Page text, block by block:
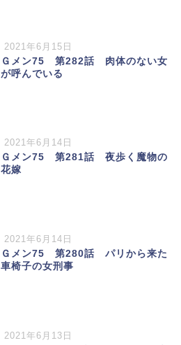
2021年6月15日
Ｇメン75 第282話 肉体のない女
が呼んでいる
2021年6月14日
Ｇメン75 第281話 夜歩く魔物の
花嫁
2021年6月14日
Ｇメン75 第280話 パリから来た
車椅子の女刑事
2021年6月13日